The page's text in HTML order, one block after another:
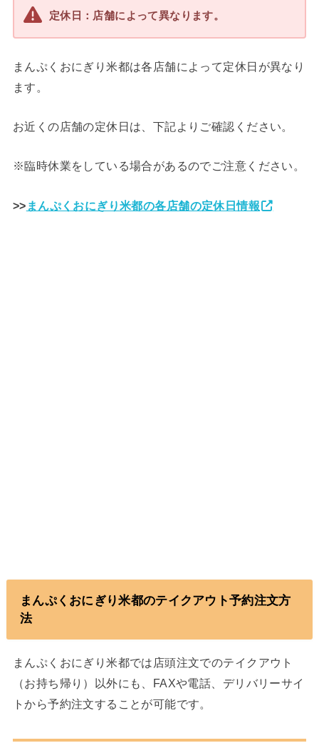
定休日：店舗によって異なります。
まんぷくおにぎり米都は各店舗によって定休日が異なり
ます。
お近くの店舗の定休日は、下記よりご確認ください。
※臨時休業をしている場合があるのでご注意ください。
>> まんぷくおにぎり米都の各店舗の定休日情報
まんぷくおにぎり米都のテイクアウト予約注文方
法
まんぷくおにぎり米都では店頭注文でのテイクアウト
（お持ち帰り）以外にも、FAXや電話、デリバリーサイ
トから予約注文することが可能です。